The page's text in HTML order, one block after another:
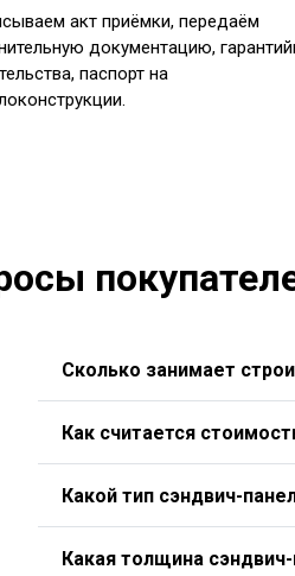
акт приёмки, передаём
документацию,
паспорт на
Сколько занимает
Как считается
Какой тип сэндвич-
Какая толщина